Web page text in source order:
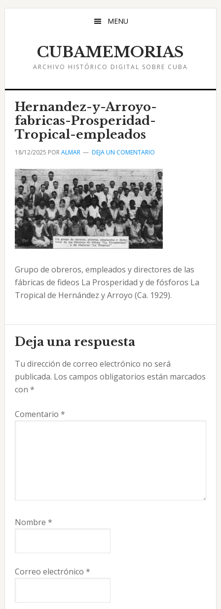
Saltar
Saltar
Saltar
MENU
CUBAMEMORIAS
ARCHIVO HISTÓRICO DIGITAL SOBRE CUBA
Hernandez-y-Arroyo-
fabricas-Prosperidad-
Tropical-empleados
18/12/2025 PORALMAR DEJA UN COMENTARIO
Grupo de obreros, empleados y directores de las
fábricas de fideos La Prosperidad y de fósforos La
Tropical de Hernández y Arroyo (Ca. 1929).
Interacciones
con
los
lectores
Deja una respuesta
Tu dirección de correo electrónico no será
publicada. Los campos obligatorios están marcados
con *
Comentario *
Nombre *
Correo electrónico *